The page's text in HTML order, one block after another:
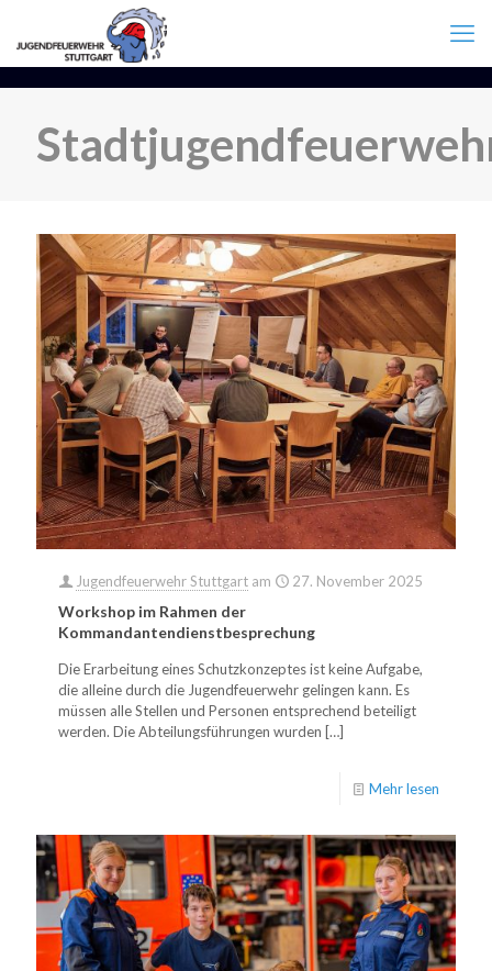
Jugendfeuerwehr Stuttgart am 27. November 2025
Workshop im Rahmen der
Kommandantendienstbesprechung
Die Erarbeitung eines Schutzkonzeptes ist keine Aufgabe,
die alleine durch die Jugendfeuerwehr gelingen kann. Es
müssen alle Stellen und Personen entsprechend beteiligt
werden. Die Abteilungsführungen wurden […]
Mehr lesen